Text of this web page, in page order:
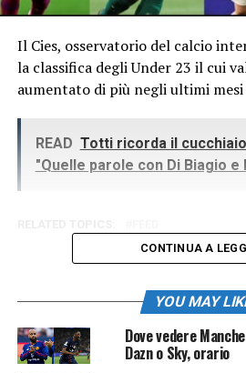
Il Cies, osservatorio del calcio
la classifica degli Under 23 il cui
aumentato di più negli ultimi mesi
READ Totti ricorda il
"Quelle parole con Di Biagio e
CONTINUA A
YOU MAY
Dove vedere
Dazn o Sky, orario